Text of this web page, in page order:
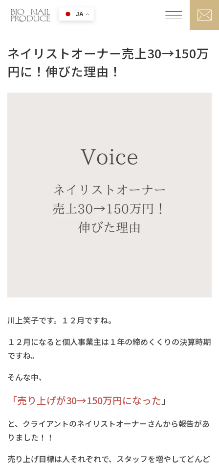
ネイリストオーナー売上30→150万
円に！伸びた理由！
川上笑子です。１２月ですね。
１２月になると個人事業主は１年の締めくくりの決算時期
ですね。
そんな中、
「売り上げが30→150万円になった 」
と、 クライアントのネイリストオーナーさんから報告があ
りました！！
売り上げ目標は人それぞれで、 スタッフを増やしてどんど